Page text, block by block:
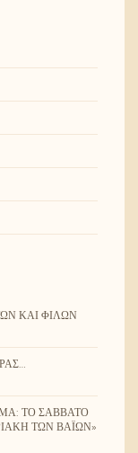
ΚΑΙ ΦΊΛΩΝ
ΤΟ ΣΆΒΒΑΤΟ
ΤΩΝ ΒΑΪ́ΩΝ»